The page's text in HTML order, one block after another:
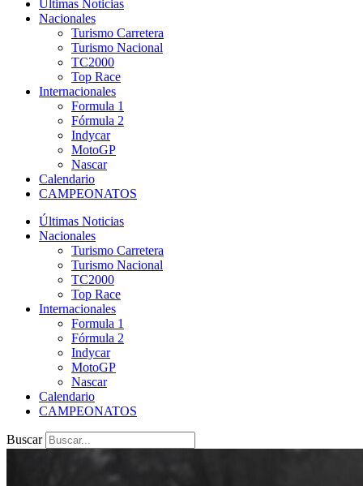
Últimas Noticias
Nacionales
Turismo Carretera
Turismo Nacional
TC2000
Top Race
Internacionales
Formula 1
Fórmula 2
Indycar
MotoGP
Nascar
Calendario
CAMPEONATOS
Últimas Noticias
Nacionales
Turismo Carretera
Turismo Nacional
TC2000
Top Race
Internacionales
Formula 1
Fórmula 2
Indycar
MotoGP
Nascar
Calendario
CAMPEONATOS
Buscar